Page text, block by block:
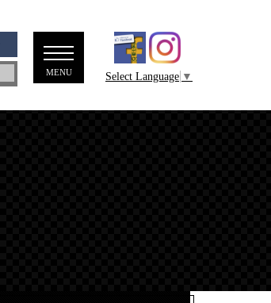
メニ
ュー
MENU Select Language ▼